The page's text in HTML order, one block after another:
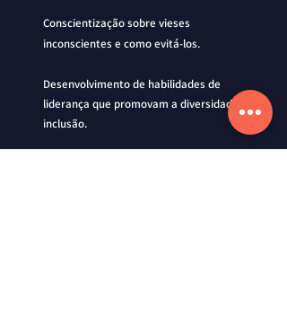
Conscientização sobre vieses
inconscientes e como evitá-los.
Desenvolvimento de habilidades de
liderança que promovam a diversidade e a
inclusão.